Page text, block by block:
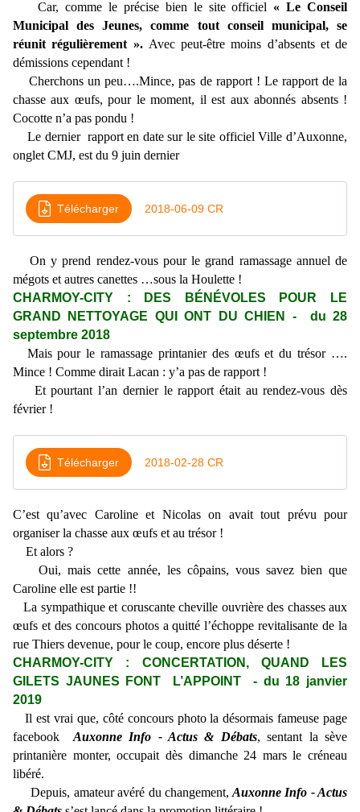
Car, comme le précise bien le site officiel « Le Conseil
Municipal des Jeunes, comme tout conseil municipal, se
réunit régulièrement ». Avec peut-être moins d’absents et de
démissions cependant !
Cherchons un peu….Mince, pas de rapport ! Le rapport de la
chasse aux œufs, pour le moment, il est aux abonnés absents !
Cocotte n’a pas pondu !
Le dernier rapport en date sur le site officiel Ville d’Auxonne,
onglet CMJ, est du 9 juin dernier
Télécharger 2018-06-09 CR
On y prend rendez-vous pour le grand ramassage annuel de
mégots et autres canettes …sous la Houlette !
CHARMOY-CITY : DES BÉNÉVOLES POUR LE
GRAND NETTOYAGE QUI ONT DU CHIEN - du 28
septembre 2018
Mais pour le ramassage printanier des œufs et du trésor ….
Mince ! Comme dirait Lacan : y’a pas de rapport !
Et pourtant l’an dernier le rapport était au rendez-vous dès
février !
Télécharger 2018-02-28 CR
C’est qu’avec Caroline et Nicolas on avait tout prévu pour
organiser la chasse aux œufs et au trésor !
Et alors ?
Oui, mais cette année, les côpains, vous savez bien que
Caroline elle est partie !!
La sympathique et coruscante cheville ouvrière des chasses aux
œufs et des concours photos a quitté l’échoppe revitalisante de la
rue Thiers devenue, pour le coup, encore plus déserte !
CHARMOY-CITY : CONCERTATION, QUAND LES
GILETS JAUNES FONT L’APPOINT - du 18 janvier
2019
Il est vrai que, côté concours photo la désormais fameuse page
facebook Auxonne Info - Actus & Débats, sentant la sève
printanière monter, occupait dès dimanche 24 mars le créneau
libéré.
Depuis, amateur avéré du changement, Auxonne Info - Actus